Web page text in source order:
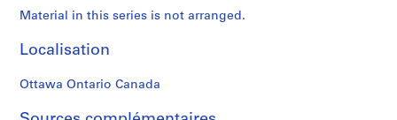
2
1
7
Material in this series is not arranged.
Localisation
Ottawa Ontario Canada